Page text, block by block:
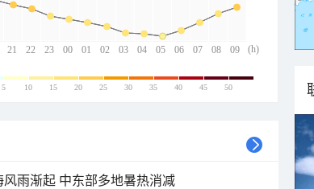
21 22 23 00 01 02 03 04 05 06 07 08 09
(h)
5 10 15 20 25 30 35 40 45 50
风雨渐起 中东部多地暑热消减